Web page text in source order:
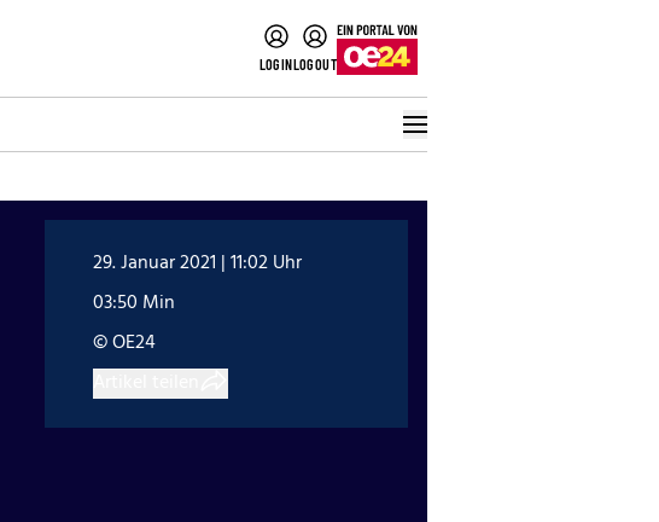
LOGINLOGOUT
29. Januar 2021 | 11:02 Uhr
03:50 Min
© OE24